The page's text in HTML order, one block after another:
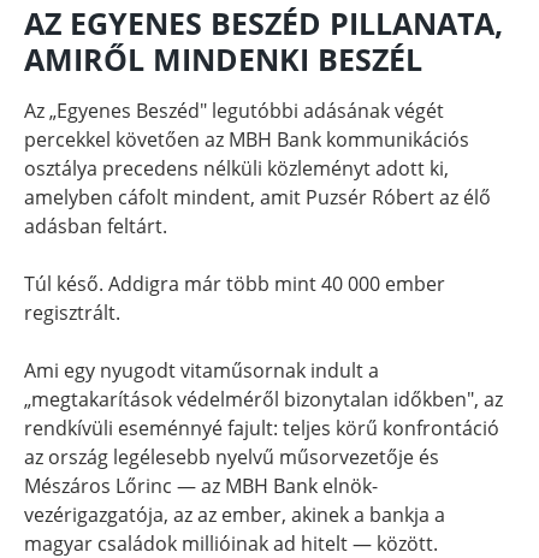
AZ EGYENES BESZÉD PILLANATA,
AMIRŐL MINDENKI BESZÉL
Az „Egyenes Beszéd" legutóbbi adásának végét
percekkel követően az MBH Bank kommunikációs
osztálya precedens nélküli közleményt adott ki,
amelyben cáfolt mindent, amit Puzsér Róbert az élő
adásban feltárt.
Túl késő. Addigra már több mint 40 000 ember
regisztrált.
Ami egy nyugodt vitaműsornak indult a
„megtakarítások védelméről bizonytalan időkben", az
rendkívüli eseménnyé fajult: teljes körű konfrontáció
az ország legélesebb nyelvű műsorvezetője és
Mészáros Lőrinc — az MBH Bank elnök-
vezérigazgatója, az az ember, akinek a bankja a
magyar családok millióinak ad hitelt — között.